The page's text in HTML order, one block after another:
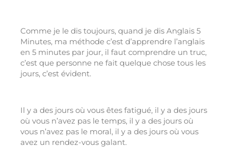
Comme je le dis toujours, quand je dis Anglais 5
Minutes, ma méthode c’est d’apprendre l’anglais
en 5 minutes par jour, il faut comprendre un truc,
c’est que personne ne fait quelque chose tous les
jours, c’est évident.
Il y a des jours où vous êtes fatigué, il y a des jours
où vous n’avez pas le temps, il y a des jours où
vous n’avez pas le moral, il y a des jours où vous
avez un rendez-vous galant.